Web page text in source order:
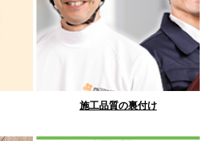
施工品質の裏付け